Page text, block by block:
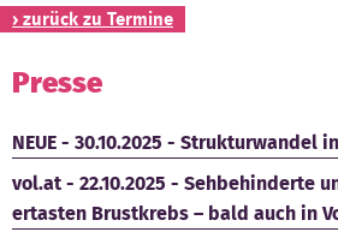
› zurück zu Termine
Presse
NEUE - 30.10.2025 - Strukturwandel
vol.at - 22.10.2025 - Sehbehinderte
ertasten Brustkrebs – bald auch in